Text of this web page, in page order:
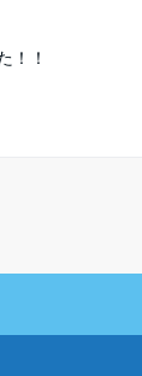
！！